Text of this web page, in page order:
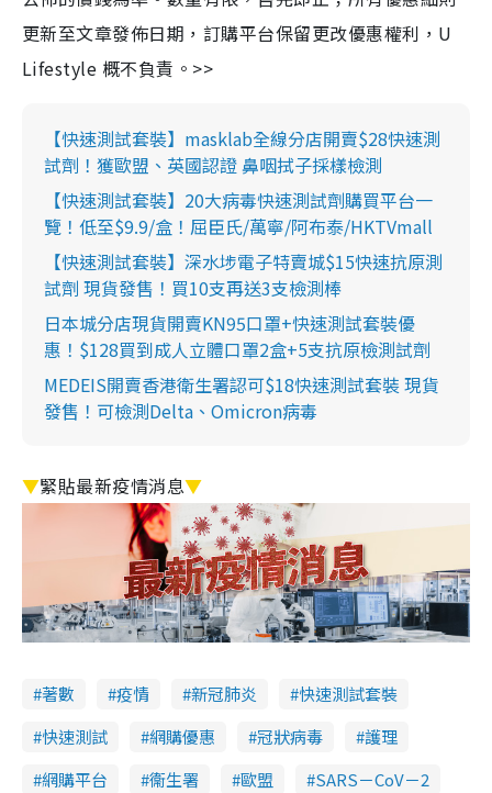
更新至文章發佈日期，訂購平台保留更改優惠權利，U
Lifestyle 概不負責。>>
【快速測試套裝】masklab全線分店開賣$28快速測
試劑！獲歐盟、英國認證 鼻咽拭子採樣檢測
【快速測試套裝】20大病毒快速測試劑購買平台一
覽！低至$9.9/盒！屈臣氏/萬寧/阿布泰/HKTVmall
【快速測試套裝】深水埗電子特賣城$15快速抗原測
試劑 現貨發售！買10支再送3支檢測棒
日本城分店現貨開賣KN95口罩+快速測試套裝優
惠！$128買到成人立體口罩2盒+5支抗原檢測試劑
MEDEIS開賣香港衛生署認可$18快速測試套裝 現貨
發售！可檢測Delta、Omicron病毒
▼緊貼最新疫情消息▼
著數 疫情 新冠肺炎
快速測試套裝
快速測試
網購優惠 冠狀病毒
護理
網購平台
衞生署 歐盟 SARS－CoV－2